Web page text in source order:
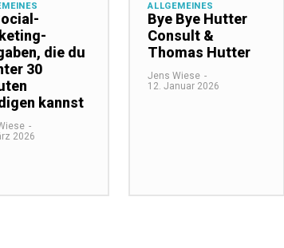
die du
30
kannst
-
2026
ALLGEMEINES
Bye Bye Hutter
Consult &
Thomas Hutter
Jens Wiese -
12. Januar 2026